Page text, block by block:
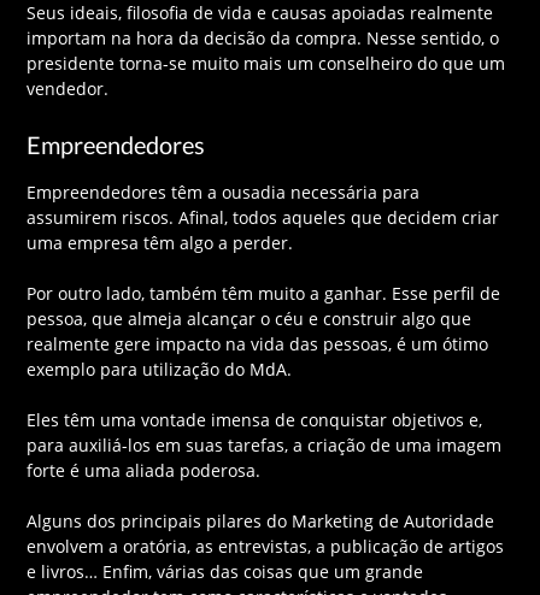
Seus ideais, filosofia de vida e causas apoiadas realmente
importam na hora da decisão da compra. Nesse sentido, o
presidente torna-se muito mais um conselheiro do que um
vendedor.
Empreendedores
Empreendedores têm a ousadia necessária para
assumirem riscos. Afinal, todos aqueles que decidem criar
uma empresa têm algo a perder.
Por outro lado, também têm muito a ganhar. Esse perfil de
pessoa, que almeja alcançar o céu e construir algo que
realmente gere impacto na vida das pessoas, é um ótimo
exemplo para utilização do MdA.
Eles têm uma vontade imensa de conquistar objetivos e,
para auxiliá-los em suas tarefas, a criação de uma imagem
forte é uma aliada poderosa.
Alguns dos principais pilares do Marketing de Autoridade
envolvem a oratória, as entrevistas, a publicação de artigos
e livros… Enfim, várias das coisas que um grande